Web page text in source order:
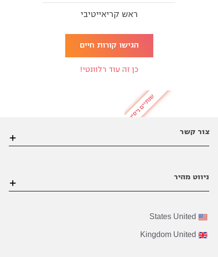
ראש קריאייטיבי
הגישו קורות חיים
כן זה עוד רלוונטי!
שנתיים ניסיון
צור קשר
03-6206021
office@bviral.co.il
ניווט מהיר
הצוות שלנו
United
States
United
Kingdom